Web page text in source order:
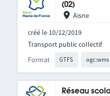
(02)
Aisne
créé le 10/12/2019
Format GTFS ogc:wms
Transport public collectif
Réseau